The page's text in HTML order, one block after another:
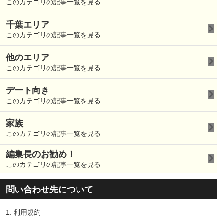
このカテゴリの記事一覧を見る
千葉エリア
このカテゴリの記事一覧を見る
他のエリア
このカテゴリの記事一覧を見る
デート向き
このカテゴリの記事一覧を見る
家族
このカテゴリの記事一覧を見る
編集長のお勧め！
このカテゴリの記事一覧を見る
問い合わせ先について
1. 利用規約